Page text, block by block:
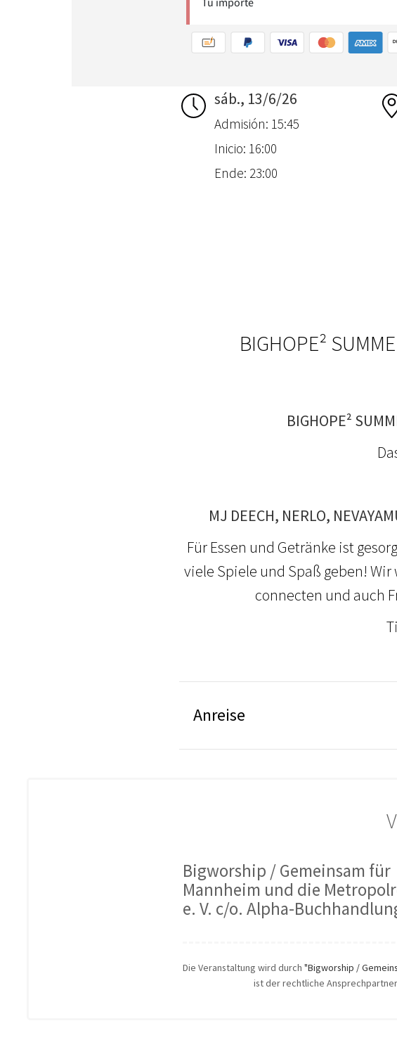
sáb., 13/6/26
Admisión: 15:45
Inicio: 16:00
Ende: 23:00
BIGHOPE²
BIGHOPE²
MJ DEECH, NERLO,
Für Essen und Getränke ist
viele Spiele und Spaß geben!
connecten und auch
Anreise
Bigworship / Gemeinsam für
Mannheim und die
e. V. c/o. Alpha-
Die Veranstaltung wird durch"Bigworship /
ist der rechtliche